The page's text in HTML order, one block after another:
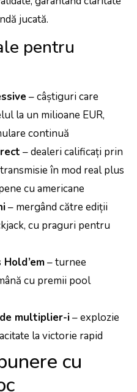
jucată.
pentru
– câștiguri care
la un milioane EUR,
continuă
– dealeri calificați prin
în mod real plus
cu americane
– mergând către ediții
cu praguri pentru
– turnee
cu premii pool
multiplier-i– explozie
la victorie rapid
cu